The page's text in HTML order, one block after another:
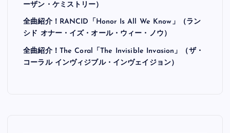
ーザン・ケミストリー）
全曲紹介！RANCID「Honor Is All We Know」（ラン
シド オナー・イズ・オール・ウィー・ノウ）
全曲紹介！The Coral「The Invisible Invasion」（ザ・
コーラル インヴィジブル・インヴェイジョン）